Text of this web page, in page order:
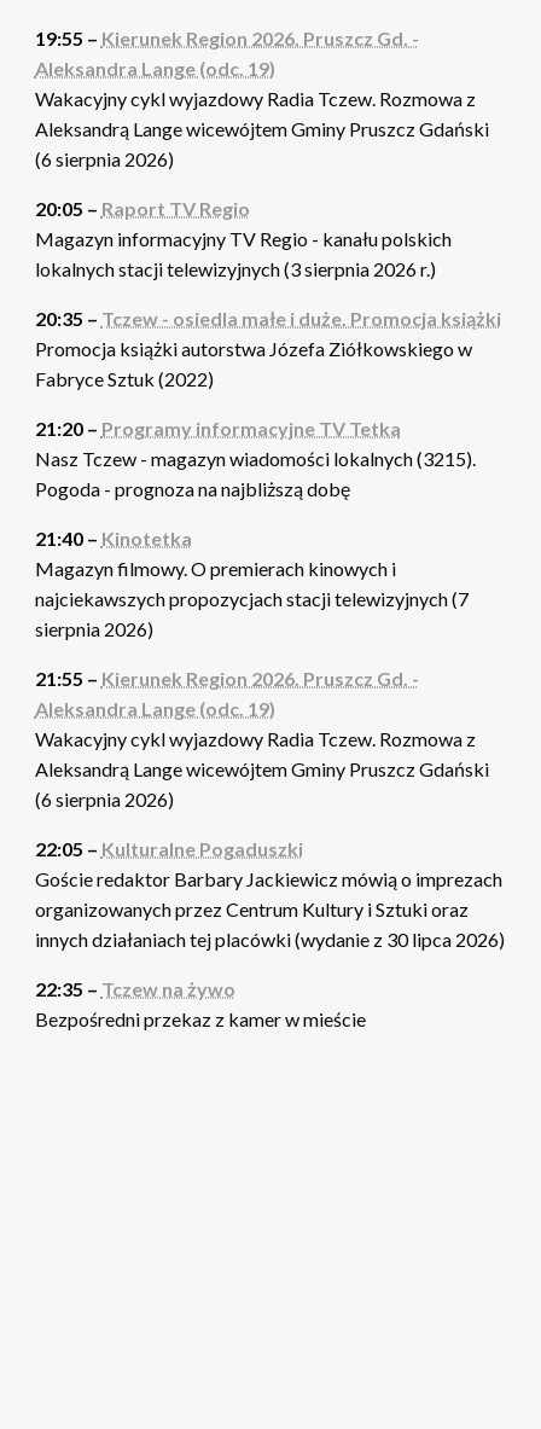
19:55 – Kierunek Region 2026. Pruszcz Gd. -
Aleksandra Lange (odc. 19)
Wakacyjny cykl wyjazdowy Radia Tczew. Rozmowa z
Aleksandrą Lange wicewójtem Gminy Pruszcz Gdański
(6 sierpnia 2026)
20:05 – Raport TV Regio
Magazyn informacyjny TV Regio - kanału polskich
lokalnych stacji telewizyjnych (3 sierpnia 2026 r.)
20:35 – Tczew - osiedla małe i duże. Promocja książki
Promocja książki autorstwa Józefa Ziółkowskiego w
Fabryce Sztuk (2022)
21:20 – Programy informacyjne TV Tetka
Nasz Tczew - magazyn wiadomości lokalnych (3215).
Pogoda - prognoza na najbliższą dobę
21:40 – Kinotetka
Magazyn filmowy. O premierach kinowych i
najciekawszych propozycjach stacji telewizyjnych (7
sierpnia 2026)
21:55 – Kierunek Region 2026. Pruszcz Gd. -
Aleksandra Lange (odc. 19)
Wakacyjny cykl wyjazdowy Radia Tczew. Rozmowa z
Aleksandrą Lange wicewójtem Gminy Pruszcz Gdański
(6 sierpnia 2026)
22:05 – Kulturalne Pogaduszki
Goście redaktor Barbary Jackiewicz mówią o imprezach
organizowanych przez Centrum Kultury i Sztuki oraz
innych działaniach tej placówki (wydanie z 30 lipca 2026)
22:35 – Tczew na żywo
Bezpośredni przekaz z kamer w mieście